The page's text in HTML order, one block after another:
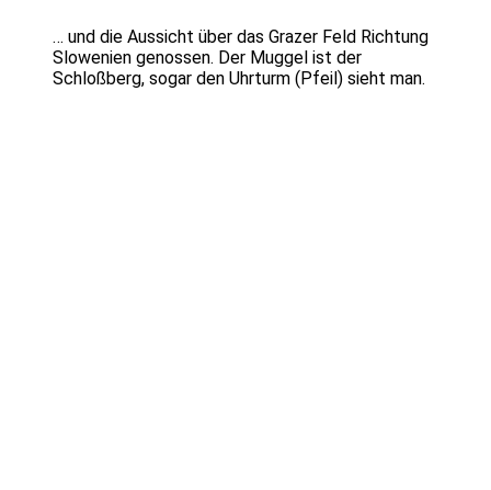
… und die Aussicht über das Grazer Feld Richtung
Slowenien genossen. Der Muggel ist der
Schloßberg, sogar den Uhrturm (Pfeil) sieht man.